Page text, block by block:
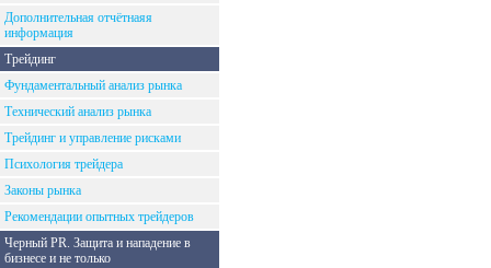
Дополнительная отчётнаяя
информация
Трейдинг
Фундаментальный анализ рынка
Технический анализ рынка
Трейдинг и управление рисками
Психология трейдера
Законы рынка
Рекомендации опытных трейдеров
Черный PR. Защита и нападение в
бизнесе и не только